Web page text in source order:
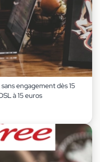
engagement dès 15
à 15 euros